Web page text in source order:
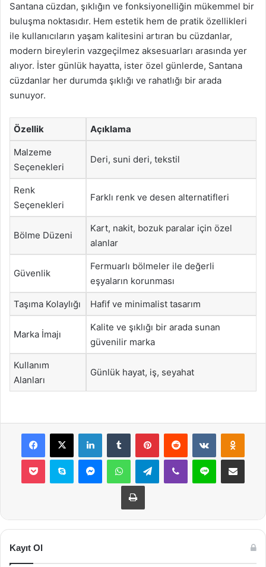
Santana cüzdan, şıklığın ve fonksiyonelliğin mükemmel bir
buluşma noktasıdır. Hem estetik hem de pratik özellikleri
ile kullanıcıların yaşam kalitesini artıran bu cüzdanlar,
modern bireylerin vazgeçilmez aksesuarları arasında yer
alıyor. İster günlük hayatta, ister özel günlerde, Santana
cüzdanlar her durumda şıklığı ve rahatlığı bir arada
sunuyor.
Özellik Açıklama
Malzeme
Seçenekleri
Deri, suni deri, tekstil
Renk
Seçenekleri
Farklı renk ve desen alternatifleri
Bölme Düzeni
Kart, nakit, bozuk paralar için özel
alanlar
Güvenlik
Fermuarlı bölmeler ile değerli
eşyaların korunması
Taşıma Kolaylığı Hafif ve minimalist tasarım
Marka İmajı
Kalite ve şıklığı bir arada sunan
güvenilir marka
Kullanım
Alanları
Günlük hayat, iş, seyahat
Facebook
X LinkedInTumblr PinterestReddit VKontakte
Pocket Skype MessengerWhatsAppTelegramViber Line E-Posta ile
Yazdır
Kayıt Ol